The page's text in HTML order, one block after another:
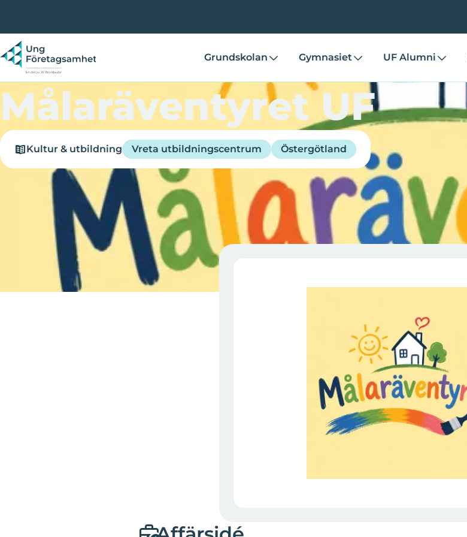
Grundskolan Gymnasiet UF Alumni
Målaräventyret UF
Kultur & utbildning Vreta utbildningscentrum Östergötland